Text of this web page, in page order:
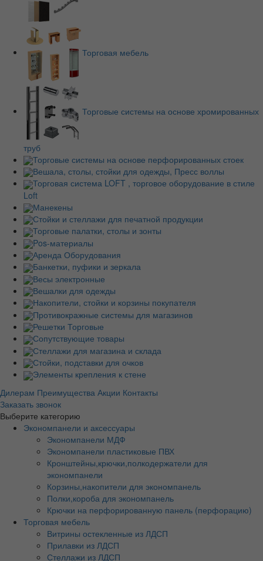
Торговая мебель
Торговые системы на основе хромированных
труб
Торговые системы на основе перфорированных стоек
Вешала, столы, стойки для одежды, Пресс воллы
Торговая система LOFT , торговое оборудование в стиле
Loft
Манекены
Стойки и стеллажи для печатной продукции
Торговые палатки, столы и зонты
Pos-материалы
Аренда Оборудования
Банкетки, пуфики и зеркала
Весы электронные
Вешалки для одежды
Накопители, стойки и корзины покупателя
Противокражные системы для магазинов
Решетки Торговые
Сопутствующие товары
Стеллажи для магазина и склада
Стойки, подставки для очков
Элементы крепления к стене
Дилерам Преимущества Акции Контакты
Заказать звонок
Выберите категорию
Экономпанели и аксессуары
Экономпанели МДФ
Экономпанели пластиковые ПВХ
Кронштейны,крючки,полкодержатели для
экономпанели
Корзины,накопители для экономпанель
Полки,короба для экономпанель
Крючки на перфорированную панель (перфорацию)
Торговая мебель
Витрины остекленные из ЛДСП
Прилавки из ЛДСП
Стеллажи из ЛДСП